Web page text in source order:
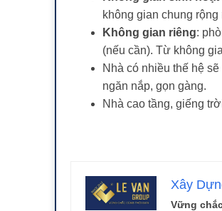
không gian chung
Không gian riêng:
(nếu cần). Từ không
Nhà có nhiều thế hệ
ngăn nắp, gọn gàng.
Nhà cao tầng, giếng
Xây
Vững